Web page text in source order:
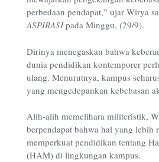
perbedaan pendapat,” ujar Wirya
ASPIRASIpada Minggu, (29/9).
Dirinya menegaskan bahwa
dunia pendidikan kontemporer
ulang. Menurutnya, kampus
yang mengedepankan kebebasan
Alih-alih memelihara militeristik,
berpendapat bahwa hal yang lebih
memperkuat pendidikan tentang
(HAM) di lingkungan kampus.